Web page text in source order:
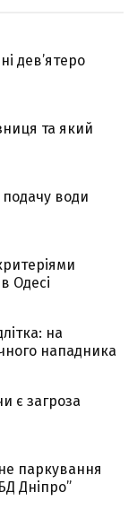
дев’ятеро
та який
води
Одесі
на
нападника
є загроза
паркування
Дніпро”